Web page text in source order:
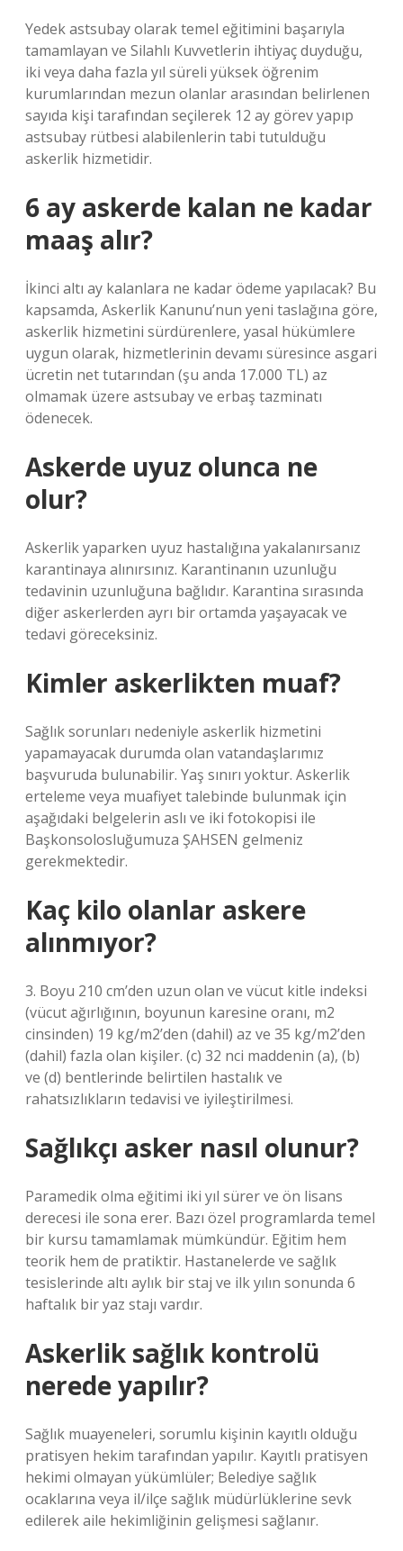
Yedek astsubay olarak temel eğitimini başarıyla
tamamlayan ve Silahlı Kuvvetlerin ihtiyaç duyduğu,
iki veya daha fazla yıl süreli yüksek öğrenim
kurumlarından mezun olanlar arasından belirlenen
sayıda kişi tarafından seçilerek 12 ay görev yapıp
astsubay rütbesi alabilenlerin tabi tutulduğu
askerlik hizmetidir.
6 ay askerde kalan ne kadar
maaş alır?
İkinci altı ay kalanlara ne kadar ödeme yapılacak? Bu
kapsamda, Askerlik Kanunu’nun yeni taslağına göre,
askerlik hizmetini sürdürenlere, yasal hükümlere
uygun olarak, hizmetlerinin devamı süresince asgari
ücretin net tutarından (şu anda 17.000 TL) az
olmamak üzere astsubay ve erbaş tazminatı
ödenecek.
Askerde uyuz olunca ne
olur?
Askerlik yaparken uyuz hastalığına yakalanırsanız
karantinaya alınırsınız. Karantinanın uzunluğu
tedavinin uzunluğuna bağlıdır. Karantina sırasında
diğer askerlerden ayrı bir ortamda yaşayacak ve
tedavi göreceksiniz.
Kimler askerlikten muaf?
Sağlık sorunları nedeniyle askerlik hizmetini
yapamayacak durumda olan vatandaşlarımız
başvuruda bulunabilir. Yaş sınırı yoktur. Askerlik
erteleme veya muafiyet talebinde bulunmak için
aşağıdaki belgelerin aslı ve iki fotokopisi ile
Başkonsolosluğumuza ŞAHSEN gelmeniz
gerekmektedir.
Kaç kilo olanlar askere
alınmıyor?
3. Boyu 210 cm’den uzun olan ve vücut kitle indeksi
(vücut ağırlığının, boyunun karesine oranı, m2
cinsinden) 19 kg/m2’den (dahil) az ve 35 kg/m2’den
(dahil) fazla olan kişiler. (c) 32 nci maddenin (a), (b)
ve (d) bentlerinde belirtilen hastalık ve
rahatsızlıkların tedavisi ve iyileştirilmesi.
Sağlıkçı asker nasıl olunur?
Paramedik olma eğitimi iki yıl sürer ve ön lisans
derecesi ile sona erer. Bazı özel programlarda temel
bir kursu tamamlamak mümkündür. Eğitim hem
teorik hem de pratiktir. Hastanelerde ve sağlık
tesislerinde altı aylık bir staj ve ilk yılın sonunda 6
haftalık bir yaz stajı vardır.
Askerlik sağlık kontrolü
nerede yapılır?
Sağlık muayeneleri, sorumlu kişinin kayıtlı olduğu
pratisyen hekim tarafından yapılır. Kayıtlı pratisyen
hekimi olmayan yükümlüler; Belediye sağlık
ocaklarına veya il/ilçe sağlık müdürlüklerine sevk
edilerek aile hekimliğinin gelişmesi sağlanır.